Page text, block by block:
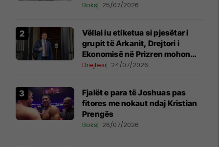
Boks 25/07/2026
Vëllai iu etiketua si pjesëtar i
grupit të Arkanit, Drejtori i
Ekonomisë në Prizren mohon
pretendimet
Drejtësi 24/07/2026
Fjalët e para të Joshuas pas
fitores me nokaut ndaj Kristian
Prengës
Boks 26/07/2026